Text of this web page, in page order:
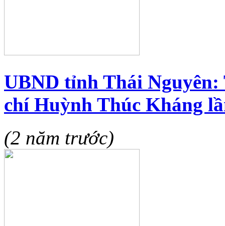
UBND tỉnh Thái
chí Huỳnh Thúc Kháng
(2 năm trước)